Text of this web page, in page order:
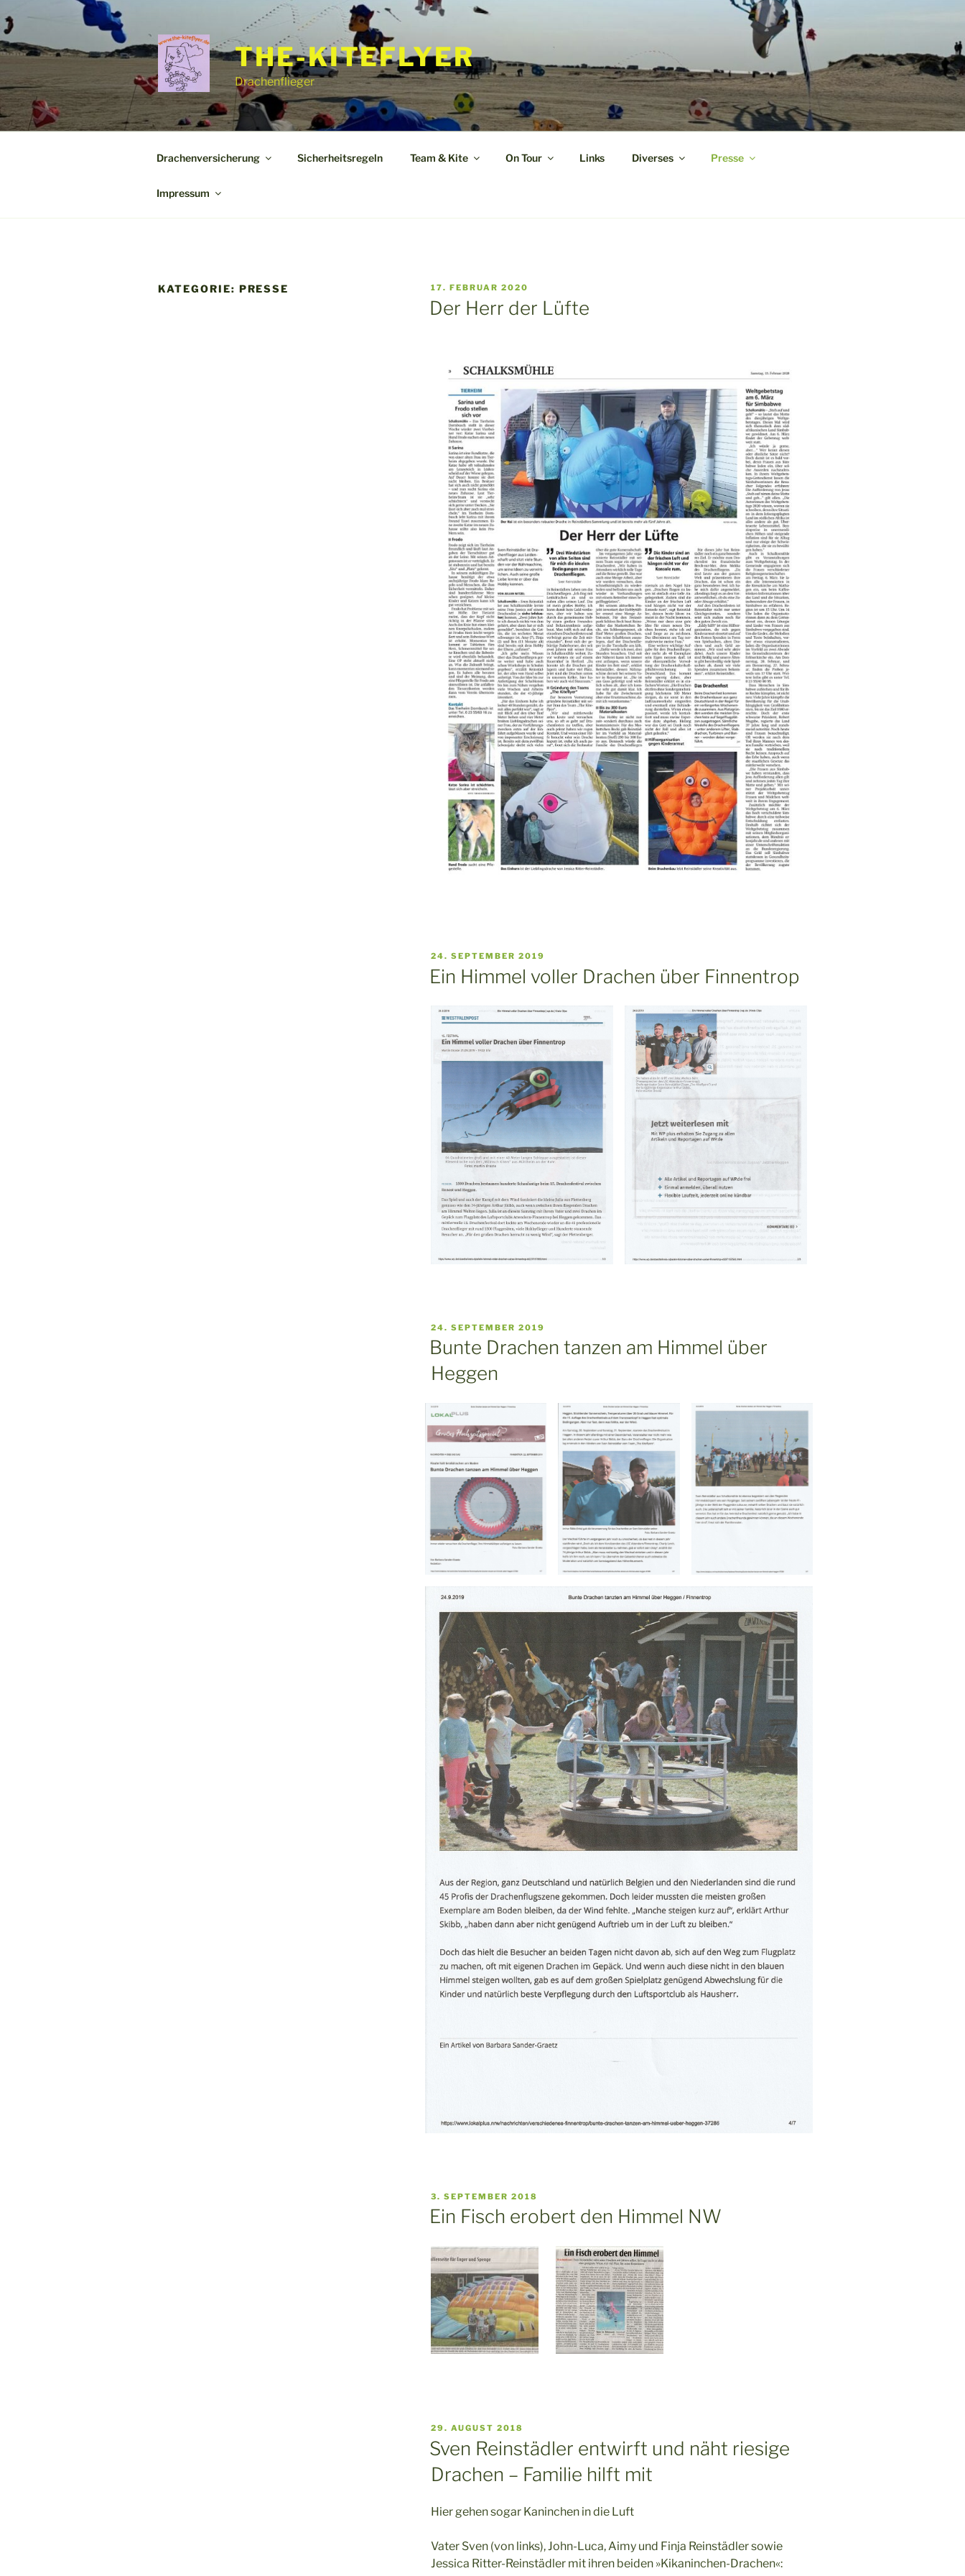
Inhalt
springen
THE-KITEFLYER
Drachenflieger
Drachenversicherung Sicherheitsregeln Team & Kite On Tour Links Diverses Presse
Impressum
KATEGORIE: PRESSE
VERÖFFENTLICHT
AM
17. FEBRUAR 2020
Der Herr der Lüfte
VERÖFFENTLICHT
AM
24. SEPTEMBER 2019
Ein Himmel voller Drachen über Finnentrop
VERÖFFENTLICHT
AM
24. SEPTEMBER 2019
Bunte Drachen tanzen am Himmel über
Heggen
VERÖFFENTLICHT
AM
3. SEPTEMBER 2018
Ein Fisch erobert den Himmel NW
VERÖFFENTLICHT
AM
29. AUGUST 2018
Sven Reinstädler entwirft und näht riesige
Drachen – Familie hilft mit
Hier gehen sogar Kaninchen in die Luft
Vater Sven (von links), John-Luca, Aimy und Finja Reinstädler sowie
Jessica Ritter-Reinstädler mit ihren beiden »Kikaninchen-Drachen«: